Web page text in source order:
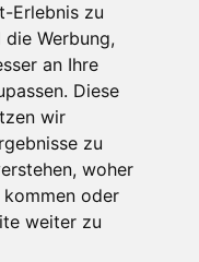
Erlebnis zu
Werbung,
an Ihre
Diese
wir
zu
woher
kommen oder
weiter zu
ideal?
Hofrichter
Wien